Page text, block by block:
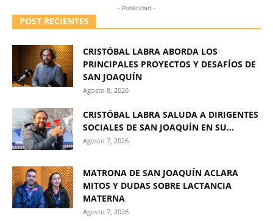
- Publicidad -
POST RECIENTES
CRISTÓBAL LABRA ABORDA LOS
PRINCIPALES PROYECTOS Y DESAFÍOS DE
SAN JOAQUÍN
Agosto 8, 2026
CRISTÓBAL LABRA SALUDA A DIRIGENTES
SOCIALES DE SAN JOAQUÍN EN SU...
Agosto 7, 2026
MATRONA DE SAN JOAQUÍN ACLARA
MITOS Y DUDAS SOBRE LACTANCIA
MATERNA
Agosto 7, 2026